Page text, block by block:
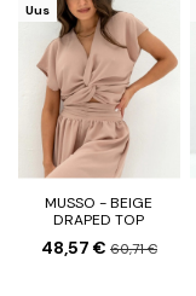
Uus
MUSSO - BEIGE
DRAPED TOP
48,57 € 60,71 €